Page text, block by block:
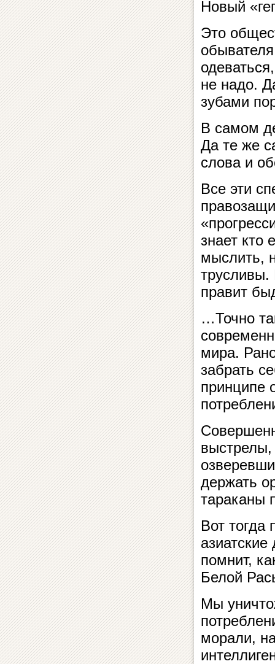
Новый
Это
не надо.
зубами
В самом
Да те же
слова и
Все эти
знает кто
мыслить,
трусливы.
правит
…Точно
мира.
забрать
принципе
выстрелы,
держать
тараканы
Вот
помнит,
Белой
Мы
морали,